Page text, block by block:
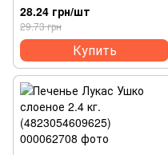
28.24 грн/шт
29.73 грн
Купить